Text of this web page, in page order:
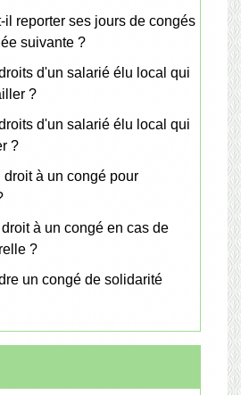
il reporter ses jours de congés
suivante ?
d'un salarié élu local qui
?
d'un salarié élu local qui
?
à un congé pour
à un congé en cas de
?
un congé de solidarité